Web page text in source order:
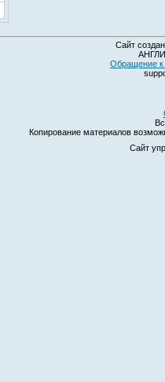
Сайт
Обращение к
Копирование материалов
Сайт